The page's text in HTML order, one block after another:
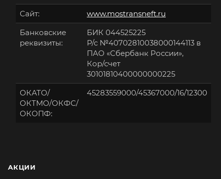
Сайт:
www.mostransneft.ru
Банковские
реквизиты:
БИК 044525225
Р/с №40702810038000144113 в
ПАО «Сбербанк России»,
Кор/счет
30101810400000000225
ОКАТО/
ОКТМО/ОКФС/
ОКОПФ:
45283559000/45367000/16/12300
АКЦИИ